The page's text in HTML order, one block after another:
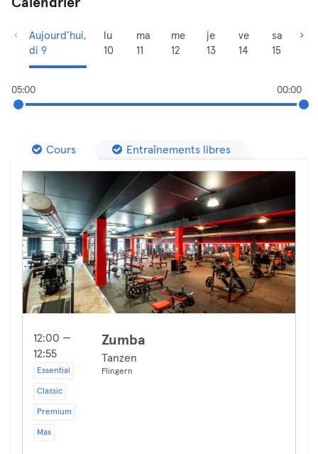
Calendrier
Aujourd’hui,
di 9
lu
10
ma
11
me
12
je
13
ve
14
sa
15
05:00 00:00
Cours Entraînements libres
12:00 —
12:55
Essential
Classic
Premium
Max
Zumba
Tanzen
Flingern